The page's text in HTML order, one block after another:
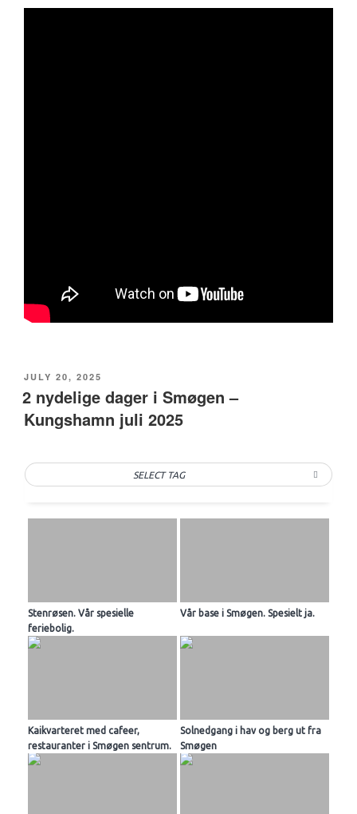
POSTED
ON
JULY 20, 2025
2 nydelige dager i Smøgen –
Kungshamn juli 2025
SELECT TAG
Stenrøsen. Vår spesielle
feriebolig.
Vår base i Smøgen. Spesielt ja.
Kaikvarteret med cafeer,
restauranter i Smøgen sentrum.
Solnedgang i hav og berg ut fra
Smøgen